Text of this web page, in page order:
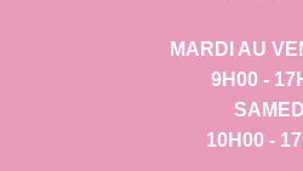
MARDI AU
9H00 -
SAMEDI
10H00 -